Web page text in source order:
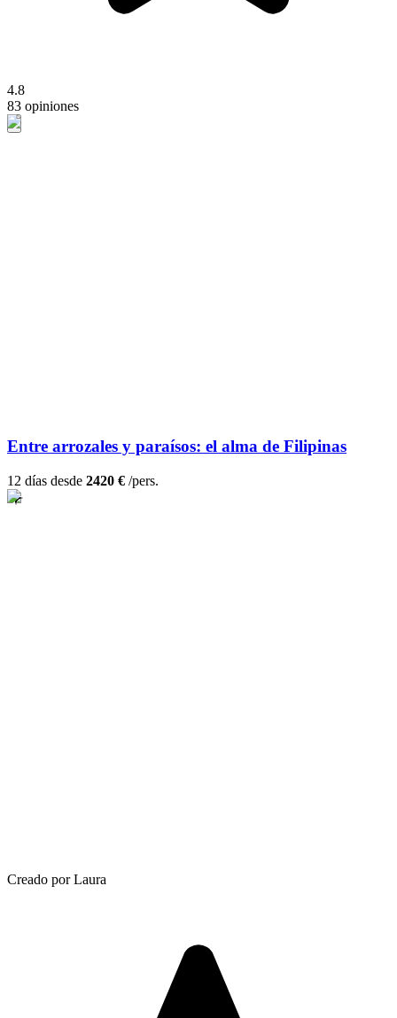
4.8
83 opiniones
Entre arrozales y paraísos: el alma de Filipinas
12 días desde 2420 € /pers.
Creado por Laura